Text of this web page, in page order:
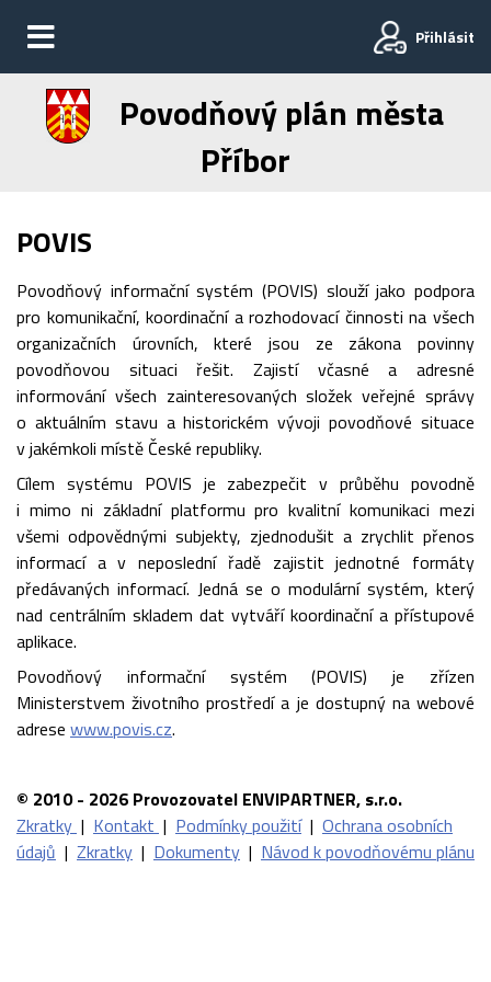
Přihlásit
Povodňový plán města
Příbor
POVIS
Povodňový informační systém (POVIS) slouží jako podpora
pro komunikační, koordinační a rozhodovací činnosti na všech
organizačních úrovních, které jsou ze zákona povinny
povodňovou situaci řešit. Zajistí včasné a adresné
informování všech zainteresovaných složek veřejné správy
o aktuálním stavu a historickém vývoji povodňové situace
v jakémkoli místě České republiky.
Cílem systému POVIS je zabezpečit v průběhu povodně
i mimo ni základní platformu pro kvalitní komunikaci mezi
všemi odpovědnými subjekty, zjednodušit a zrychlit přenos
informací a v neposlední řadě zajistit jednotné formáty
předávaných informací. Jedná se o modulární systém, který
nad centrálním skladem dat vytváří koordinační a přístupové
aplikace.
Povodňový informační systém (POVIS) je zřízen
Ministerstvem životního prostředí a je dostupný na webové
adrese www.povis.cz.
© 2010 - 2026 Provozovatel ENVIPARTNER, s.r.o.
Zkratky | Kontakt | Podmínky použití | Ochrana osobních
údajů | Zkratky | Dokumenty | Návod k povodňovému plánu